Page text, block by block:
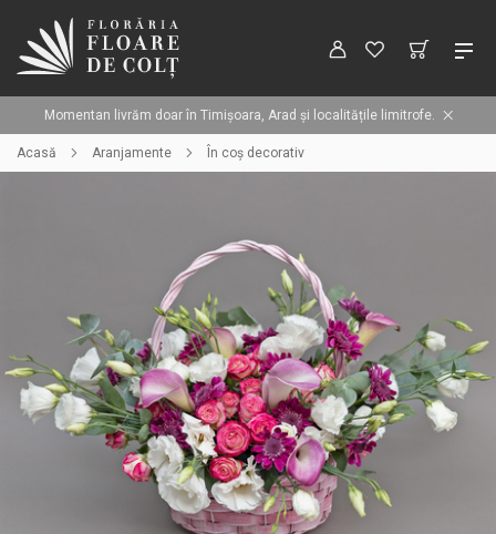
Momentan livrăm doar în Timișoara, Arad și localitățile limitrofe.
Acasă Aranjamente În coș decorativ